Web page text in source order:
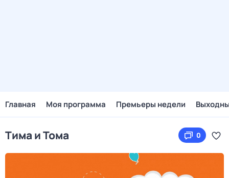
Главная Моя программа Премьеры недели
Тима и Тома 0